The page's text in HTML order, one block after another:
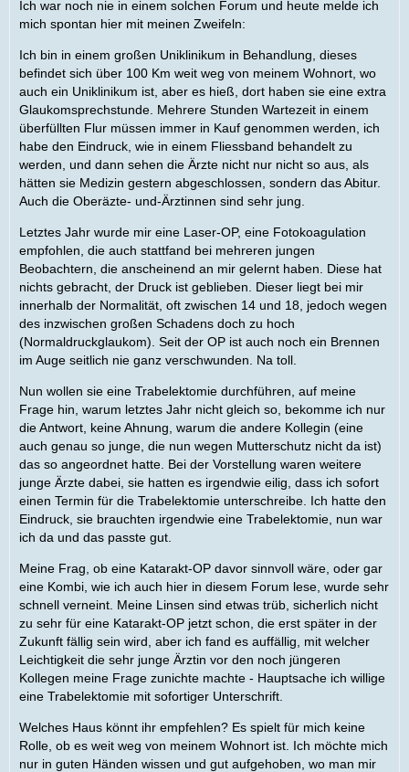
Ich war noch nie in einem solchen Forum und heute melde ich
mich spontan hier mit meinen Zweifeln:
Ich bin in einem großen Uniklinikum in Behandlung, dieses
befindet sich über 100 Km weit weg von meinem Wohnort, wo
auch ein Uniklinikum ist, aber es hieß, dort haben sie eine extra
Glaukomsprechstunde. Mehrere Stunden Wartezeit in einem
überfüllten Flur müssen immer in Kauf genommen werden, ich
habe den Eindruck, wie in einem Fliessband behandelt zu
werden, und dann sehen die Ärzte nicht nur nicht so aus, als
hätten sie Medizin gestern abgeschlossen, sondern das Abitur.
Auch die Oberäzte- und-Ärztinnen sind sehr jung.
Letztes Jahr wurde mir eine Laser-OP, eine Fotokoagulation
empfohlen, die auch stattfand bei mehreren jungen
Beobachtern, die anscheinend an mir gelernt haben. Diese hat
nichts gebracht, der Druck ist geblieben. Dieser liegt bei mir
innerhalb der Normalität, oft zwischen 14 und 18, jedoch wegen
des inzwischen großen Schadens doch zu hoch
(Normaldruckglaukom). Seit der OP ist auch noch ein Brennen
im Auge seitlich nie ganz verschwunden. Na toll.
Nun wollen sie eine Trabelektomie durchführen, auf meine
Frage hin, warum letztes Jahr nicht gleich so, bekomme ich nur
die Antwort, keine Ahnung, warum die andere Kollegin (eine
auch genau so junge, die nun wegen Mutterschutz nicht da ist)
das so angeordnet hatte. Bei der Vorstellung waren weitere
junge Ärzte dabei, sie hatten es irgendwie eilig, dass ich sofort
einen Termin für die Trabelektomie unterschreibe. Ich hatte den
Eindruck, sie brauchten irgendwie eine Trabelektomie, nun war
ich da und das passte gut.
Meine Frag, ob eine Katarakt-OP davor sinnvoll wäre, oder gar
eine Kombi, wie ich auch hier in diesem Forum lese, wurde sehr
schnell verneint. Meine Linsen sind etwas trüb, sicherlich nicht
zu sehr für eine Katarakt-OP jetzt schon, die erst später in der
Zukunft fällig sein wird, aber ich fand es auffällig, mit welcher
Leichtigkeit die sehr junge Ärztin vor den noch jüngeren
Kollegen meine Frage zunichte machte - Hauptsache ich willige
eine Trabelektomie mit sofortiger Unterschrift.
Welches Haus könnt ihr empfehlen? Es spielt für mich keine
Rolle, ob es weit weg von meinem Wohnort ist. Ich möchte mich
nur in guten Händen wissen und gut aufgehoben, wo man mir